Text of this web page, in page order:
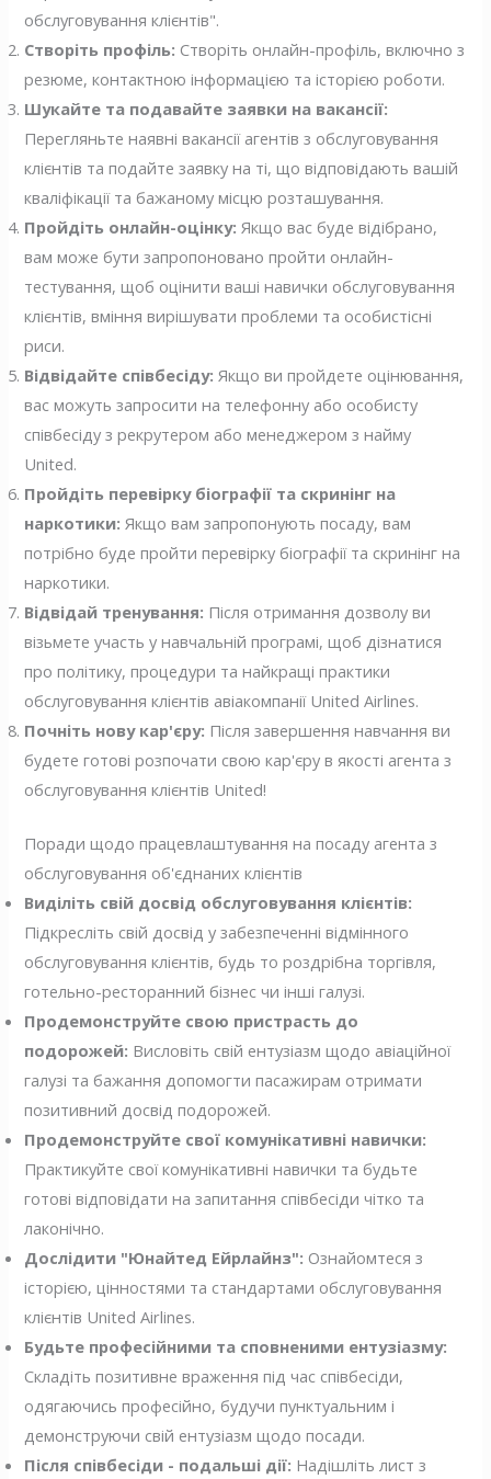
обслуговування клієнтів".
Створіть профіль: Створіть онлайн-профіль, включно з
резюме, контактною інформацією та історією роботи.
Шукайте та подавайте заявки на вакансії:
Перегляньте наявні вакансії агентів з обслуговування
клієнтів та подайте заявку на ті, що відповідають вашій
кваліфікації та бажаному місцю розташування.
Пройдіть онлайн-оцінку: Якщо вас буде відібрано,
вам може бути запропоновано пройти онлайн-
тестування, щоб оцінити ваші навички обслуговування
клієнтів, вміння вирішувати проблеми та особистісні
риси.
Відвідайте співбесіду: Якщо ви пройдете оцінювання,
вас можуть запросити на телефонну або особисту
співбесіду з рекрутером або менеджером з найму
United.
Пройдіть перевірку біографії та скринінг на
наркотики: Якщо вам запропонують посаду, вам
потрібно буде пройти перевірку біографії та скринінг на
наркотики.
Відвідай тренування: Після отримання дозволу ви
візьмете участь у навчальній програмі, щоб дізнатися
про політику, процедури та найкращі практики
обслуговування клієнтів авіакомпанії United Airlines.
Почніть нову кар'єру: Після завершення навчання ви
будете готові розпочати свою кар'єру в якості агента з
обслуговування клієнтів United!
Поради щодо працевлаштування на посаду агента з
обслуговування об'єднаних клієнтів
Виділіть свій досвід обслуговування клієнтів:
Підкресліть свій досвід у забезпеченні відмінного
обслуговування клієнтів, будь то роздрібна торгівля,
готельно-ресторанний бізнес чи інші галузі.
Продемонструйте свою пристрасть до
подорожей: Висловіть свій ентузіазм щодо авіаційної
галузі та бажання допомогти пасажирам отримати
позитивний досвід подорожей.
Продемонструйте свої комунікативні навички:
Практикуйте свої комунікативні навички та будьте
готові відповідати на запитання співбесіди чітко та
лаконічно.
Дослідити "Юнайтед Ейрлайнз": Ознайомтеся з
історією, цінностями та стандартами обслуговування
клієнтів United Airlines.
Будьте професійними та сповненими ентузіазму:
Складіть позитивне враження під час співбесіди,
одягаючись професійно, будучи пунктуальним і
демонструючи свій ентузіазм щодо посади.
Після співбесіди - подальші дії: Надішліть лист з